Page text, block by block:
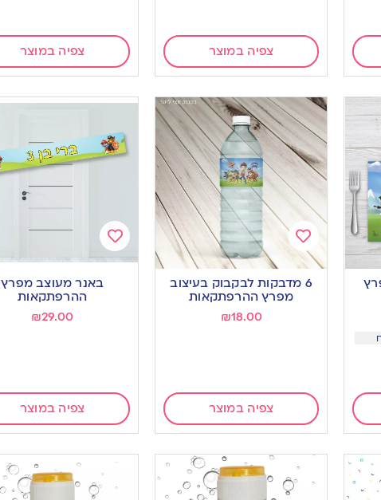
צפיה במוצר צפיה במוצר
Add
to
wishlist
6 מדבקות לבקבוק בעיצוב
מפרץ ההרפתקאות
₪18.00
צפיה במוצר
Add
wishlist
באנר מעוצב מפרץ
ההרפתקאות
₪29.00
צפיה במוצר